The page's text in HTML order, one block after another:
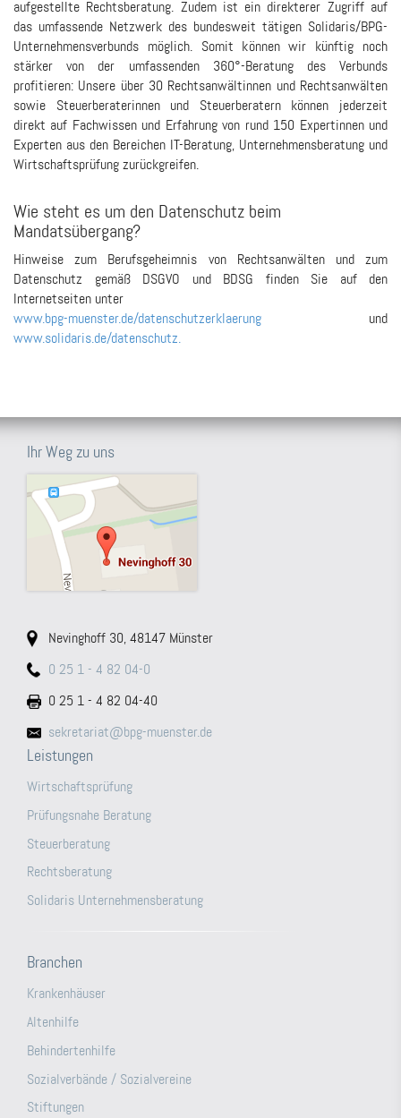
aufgestellte Rechtsberatung. Zudem ist ein direkterer Zugriff auf
das umfassende Netzwerk des bundesweit tätigen Solidaris/BPG-
Unternehmensverbunds möglich. Somit können wir künftig noch
stärker von der umfassenden 360°-Beratung des Verbunds
profitieren: Unsere über 30 Rechtsanwältinnen und Rechtsanwälten
sowie Steuerberaterinnen und Steuerberatern können jederzeit
direkt auf Fachwissen und Erfahrung von rund 150 Expertinnen und
Experten aus den Bereichen IT-Beratung, Unternehmensberatung und
Wirtschaftsprüfung zurückgreifen.
Wie steht es um den Datenschutz beim
Mandatsübergang?
Hinweise zum Berufsgeheimnis von Rechtsanwälten und zum
Datenschutz gemäß DSGVO und BDSG finden Sie auf den
Internetseiten unter
www.bpg-muenster.de/datenschutzerklaerung und
www.solidaris.de/datenschutz.
Ihr Weg zu uns
Nevinghoff 30, 48147 Münster
0 25 1 - 4 82 04-0
0 25 1 - 4 82 04-40
sekretariat@bpg-muenster.de
Leistungen
Wirtschaftsprüfung
Prüfungsnahe Beratung
Steuerberatung
Rechtsberatung
Solidaris Unternehmensberatung
Branchen
Krankenhäuser
Altenhilfe
Behindertenhilfe
Sozialverbände / Sozialvereine
Stiftungen